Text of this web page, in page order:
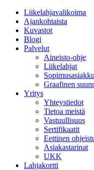
Liikelahjavalikoima
Ajankohtaista
Kuvastot
Blogi
Palvelut
Aineisto-ohje
Liikelahjat
Graafinen
Yritys
Yhteystiedot
Tietoa meistä
Vastuullisuus
Sertifikaatit
Eettinen
Asiakastarinat
UKK
Lahjakortti